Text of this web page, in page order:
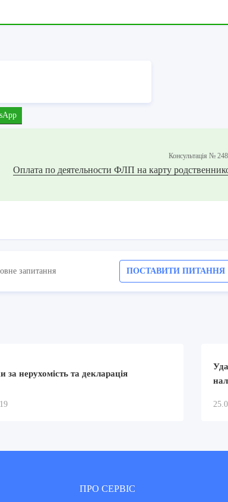
Консультацiя №
Оплата по деятельности ФЛП на карту
запитання ПОСТАВИТИ ПИТАННЯ
за нерухомість та декларація
ПРО СЕРВІС